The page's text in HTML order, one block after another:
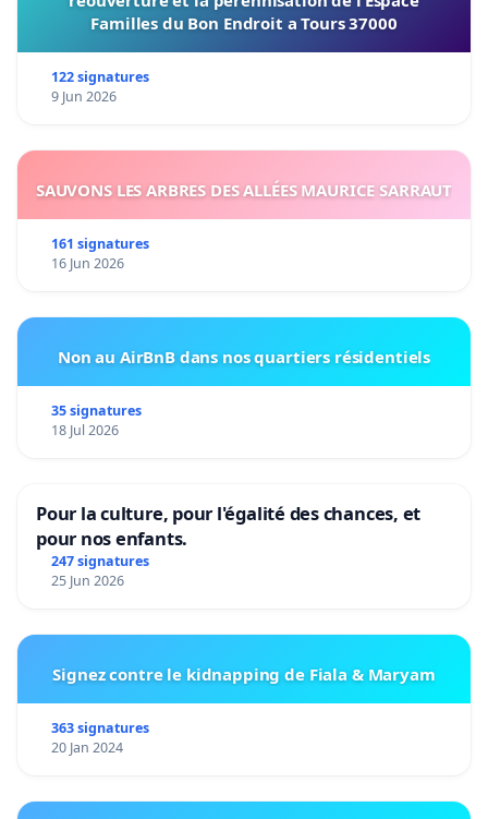
Familles du Bon Endroit a Tours 37000
122 signatures
9 Jun 2026
SAUVONS LES ARBRES DES ALLÉES MAURICE SARRAUT
161 signatures
16 Jun 2026
Non au AirBnB dans nos quartiers résidentiels
35 signatures
18 Jul 2026
Pour la culture, pour l'égalité des chances, et
pour nos enfants.
247 signatures
25 Jun 2026
Signez contre le kidnapping de Fiala & Maryam
363 signatures
20 Jan 2024